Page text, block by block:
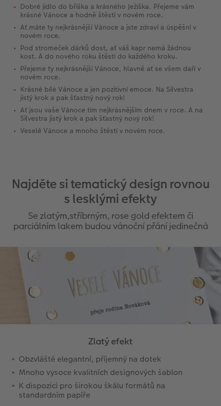
Dobré jídlo do bříška a krásného Ježíška. Přejeme vám
krásné Vánoce a hodně štěstí v novém roce.
Ať máte ty nejkrásnější Vánoce a jste zdraví a úspěšní v
novém roce.
Pod stromeček dárků dost, ať váš kapr nemá žádnou
kost. A do nového roku štěstí do každého kroku.
Přejeme ty nejkrásnější Vánoce, hlavně ať se všem daří v
novém roce.
Krásné bílé Vánoce a jen pozitivní emoce. Na Silvestra
jistý krok a pak šťastný nový rok!
Ať jsou vaše Vánoce tím nejkrásnějším dnem v roce. A na
Silvestra jistý krok a pak šťastný nový rok!
Veselé Vánoce a mnoho štěstí v novém roce.
Najděte si tematický design rovnou
s lesklými efekty
Se zlatým,stříbrným, rose gold efektem či
parciálním lakem budou vánoční přání jedinečná
Zlatý efekt
Obzvláště elegantní, příjemný na dotek
Mnoho vysoce kvalitních designových šablon
K dispozici pro širokou škálu formátů na
standardním papíře